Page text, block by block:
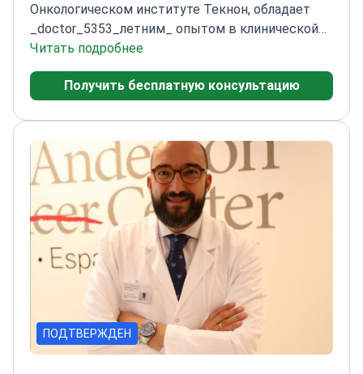
Онкологическом институте Текнон, обладает
_doctor_5353_летним_ опытом в клинической
онкологии и таргетной терапии.
группы по исследованию рака молочной железы
иммунотерапии рака молочной железыЧлен
медицинских обществ ESMO, ASCO и
SEOM
Европейский сертификат по медицинской
онкологии с 1989 года
Читать подробнее
Получить бесплатную консультацию
ПОДТВЕРЖДЕН